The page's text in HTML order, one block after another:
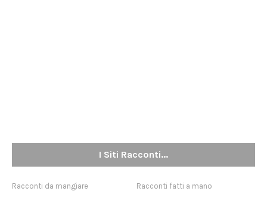
I Siti Racconti...
Racconti da mangiare Racconti fatti a mano